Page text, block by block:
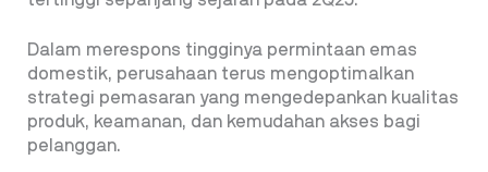
Dalam merespons tingginya permintaan emas
domestik, perusahaan terus mengoptimalkan
strategi pemasaran yang mengedepankan kualitas
produk, keamanan, dan kemudahan akses bagi
pelanggan.